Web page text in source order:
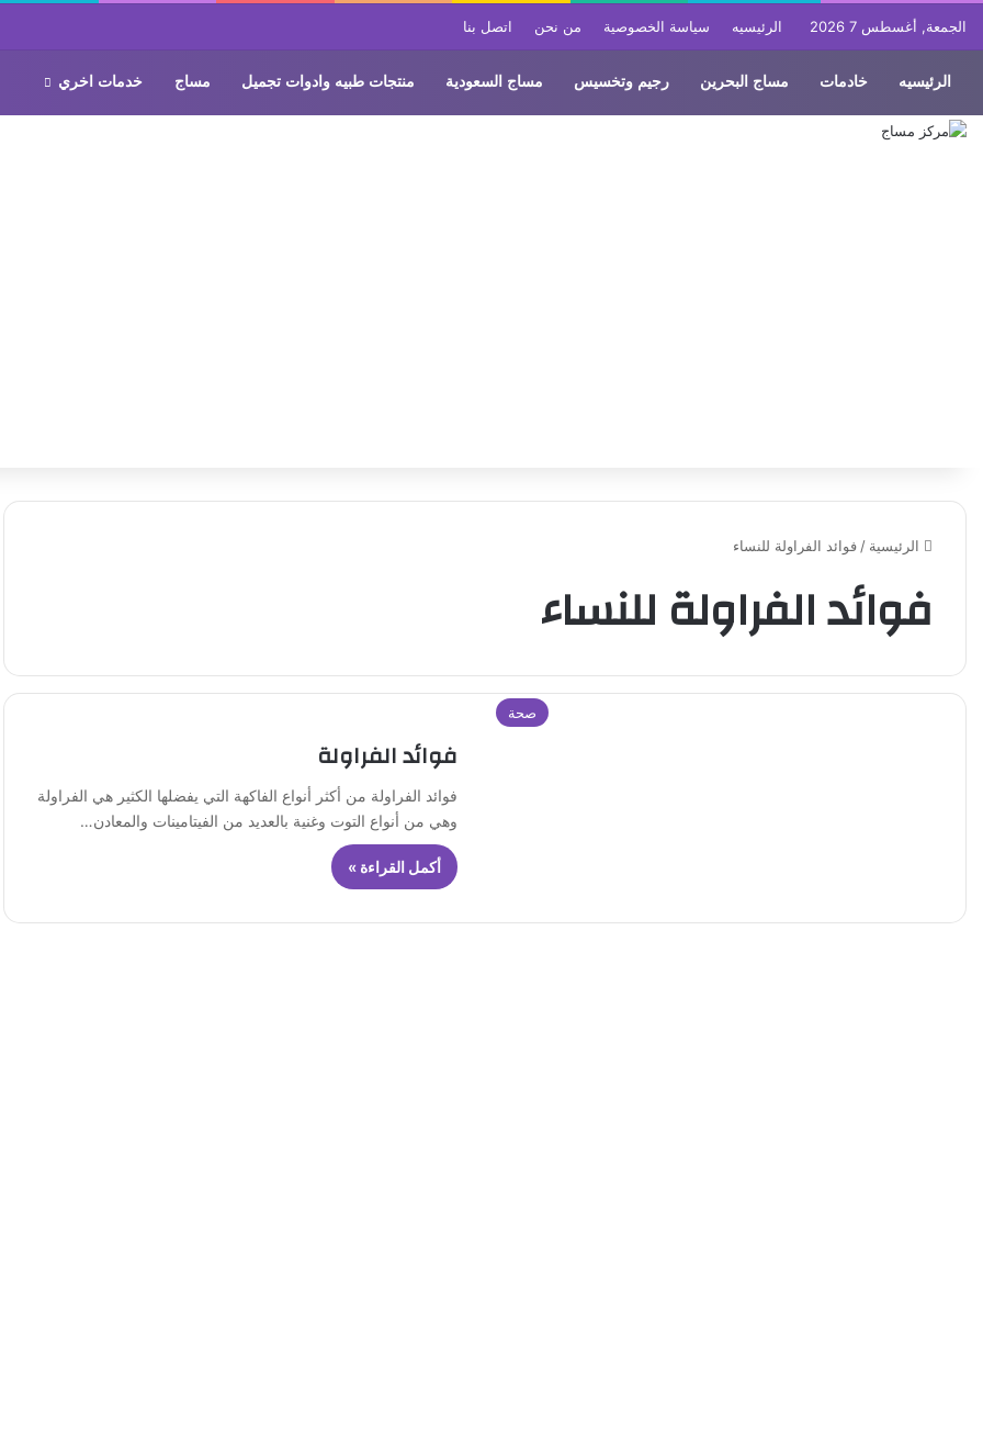
الجمعة, أغسطس 7 2026 الرئيسيه سياسة الخصوصية من نحن اتصل بنا
الرئيسيه خادمات مساج البحرين رجيم وتخسيس مساج السعودية منتجات طبيه وادوات تجميل مساج خدمات اخري
الرئيسية / فوائد الفراولة للنساء
فوائد الفراولة للنساء
صحة
فوائد الفراولة
فوائد الفراولة من أكثر أنواع الفاكهة التي يفضلها الكثير هي الفراولة
وهي من أنواع التوت وغنية بالعديد من الفيتامينات والمعادن…
أكمل القراءة »